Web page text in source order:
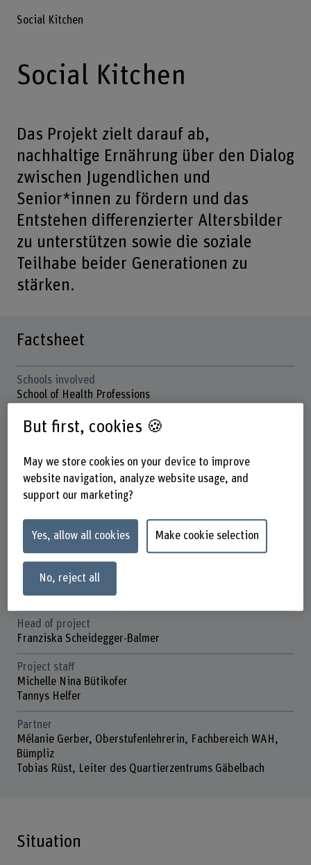
Social Kitchen
Social Kitchen
Das Projekt zielt darauf ab,
nachhaltige Ernährung über den Dialog
zwischen Jugendlichen und
Senior*innen zu fördern und das
Entstehen differenzierter Altersbilder
zu unterstützen sowie die soziale
Teilhabe beider Generationen zu
stärken.
Factsheet
Schools involved
School of Health Professions
Institute on Ageing
Strategic thematic field
Funding organisation
Others
Duration (planned)
01.10.2023 - 31.12.2027
Head of project
Franziska Scheidegger-Balmer
Project staff
Michelle Nina Bütikofer
Tannys Helfer
Partner
Mélanie Gerber, Oberstufenlehrerin, Fachbereich WAH,
Bümpliz
Tobias Rüst, Leiter des Quartierzentrums Gäbelbach
Situation
But first, cookies 🍪
May we store cookies on your device to improve
website navigation, analyze website usage, and
support our marketing?
Yes, allow all cookies Make cookie selection
No, reject all